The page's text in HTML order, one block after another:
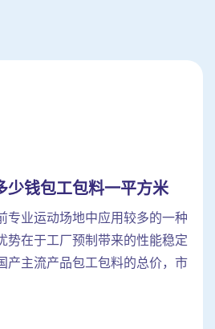
少钱包工包料一平方米
专业运动场地中应用较多的一种
势在于工厂预制带来的性能稳定
产主流产品包工包料的总价，市